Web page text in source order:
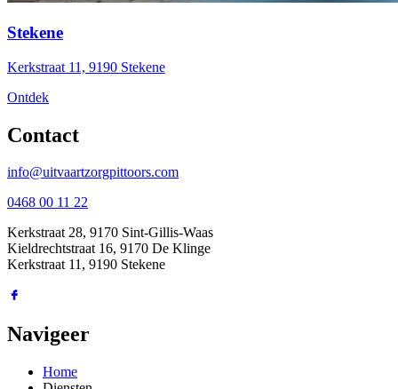
Stekene
Kerkstraat 11, 9190 Stekene
Ontdek
Contact
info@uitvaartzorgpittoors.com
0468 00 11 22
Kerkstraat 28, 9170 Sint-Gillis-Waas
Kieldrechtstraat 16, 9170 De Klinge
Kerkstraat 11, 9190 Stekene
Navigeer
Home